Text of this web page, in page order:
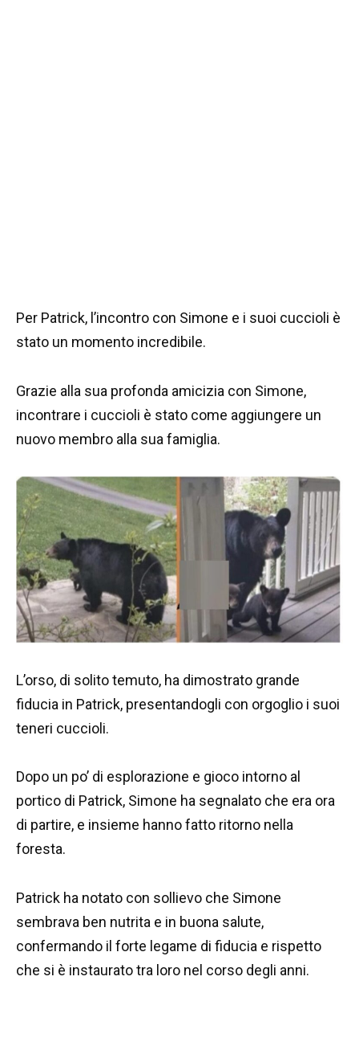
Per Patrick, l’incontro con Simone e i suoi cuccioli è
stato un momento incredibile.
Grazie alla sua profonda amicizia con Simone,
incontrare i cuccioli è stato come aggiungere un
nuovo membro alla sua famiglia.
L’orso, di solito temuto, ha dimostrato grande
fiducia in Patrick, presentandogli con orgoglio i suoi
teneri cuccioli.
Dopo un po’ di esplorazione e gioco intorno al
portico di Patrick, Simone ha segnalato che era ora
di partire, e insieme hanno fatto ritorno nella
foresta.
Patrick ha notato con sollievo che Simone
sembrava ben nutrita e in buona salute,
confermando il forte legame di fiducia e rispetto
che si è instaurato tra loro nel corso degli anni.